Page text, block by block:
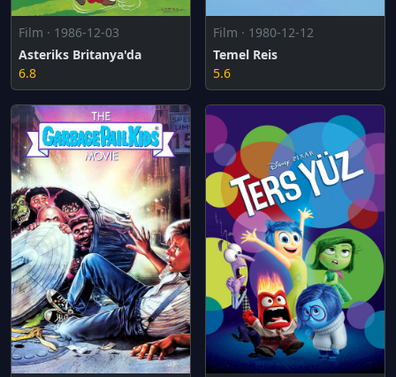
Film · 1986-12-03
Asteriks Britanya'da
6.8
Film · 1980-12-12
Temel Reis
5.6